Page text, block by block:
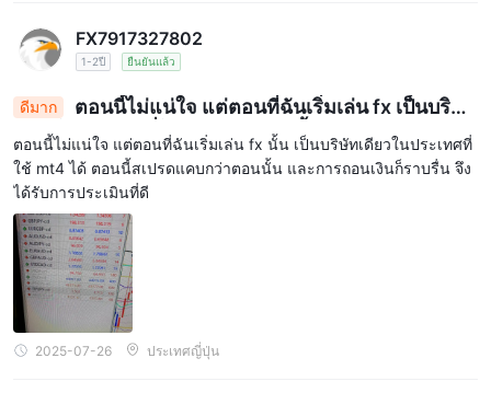
FX7917327802
1-2ปี ยืนยันแล้ว
ดีมาก
ตอนนี้ไม่แน่ใจ แต่ตอนที่ฉันเริ่มเล่น fx เป็นบริษัท
เดียวในประเทศที่ใช้ mt4 ได้ ตอนนี้สเปรดแคบกว่าตอน
นั้น ถอนเงินก็สะดวก จึงได้รับการประเมินสูง
ตอนนี้ไม่แน่ใจ แต่ตอนที่ฉันเริ่มเล่น fx นั้น เป็นบริษัทเดียวในประเทศที่
ใช้ mt4 ได้ ตอนนี้สเปรดแคบกว่าตอนนั้น และการถอนเงินก็ราบรื่น จึง
ได้รับการประเมินที่ดี
2025-07-26 ประเทศญี่ปุ่น